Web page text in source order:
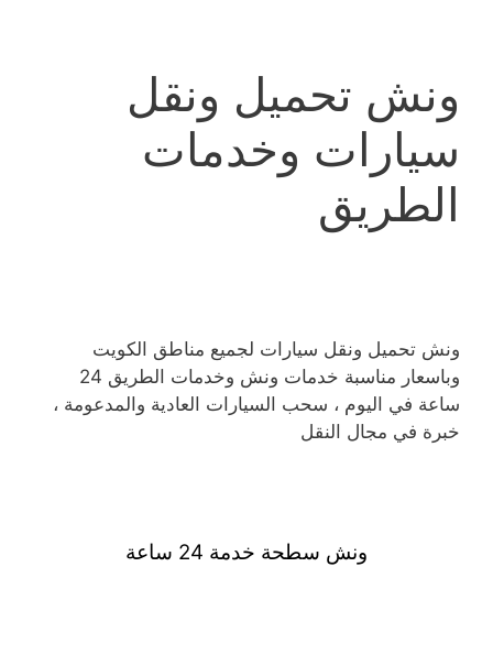
ونش تحميل ونقل
سيارات وخدمات
الطريق
ونش تحميل ونقل سيارات لجميع مناطق الكويت
وباسعار مناسبة خدمات ونش وخدمات الطريق 24
ساعة في اليوم ، سحب السيارات العادية والمدعومة ،
خبرة في مجال النقل
ونش سطحة خدمة 24 ساعة